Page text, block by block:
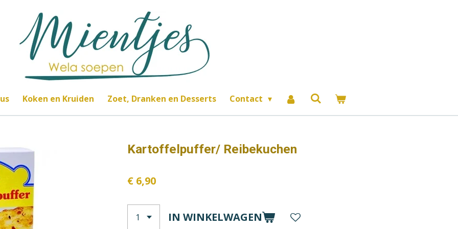
Koken en Kruiden Zoet, Dranken en Desserts Contact
Kartoffelpuffer/ Reibekuchen
€ 6,90
IN WINKELWAGEN